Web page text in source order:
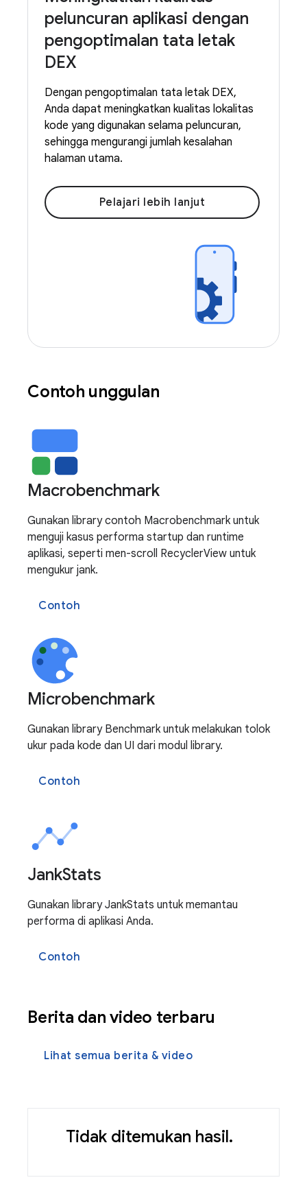
peluncuran aplikasi dengan
pengoptimalan tata letak
DEX
Dengan pengoptimalan tata letak DEX,
Anda dapat meningkatkan kualitas lokalitas
kode yang digunakan selama peluncuran,
sehingga mengurangi jumlah kesalahan
halaman utama.
Pelajari lebih lanjut
Contoh unggulan
Macrobenchmark
Gunakan library contoh Macrobenchmark untuk
menguji kasus performa startup dan runtime
aplikasi, seperti men-scroll RecyclerView untuk
mengukur jank.
Contoh
Microbenchmark
Gunakan library Benchmark untuk melakukan tolok
ukur pada kode dan UI dari modul library.
Contoh
JankStats
Gunakan library JankStats untuk memantau
performa di aplikasi Anda.
Contoh
Berita dan video terbaru
Lihat semua berita & video
Tidak ditemukan hasil.